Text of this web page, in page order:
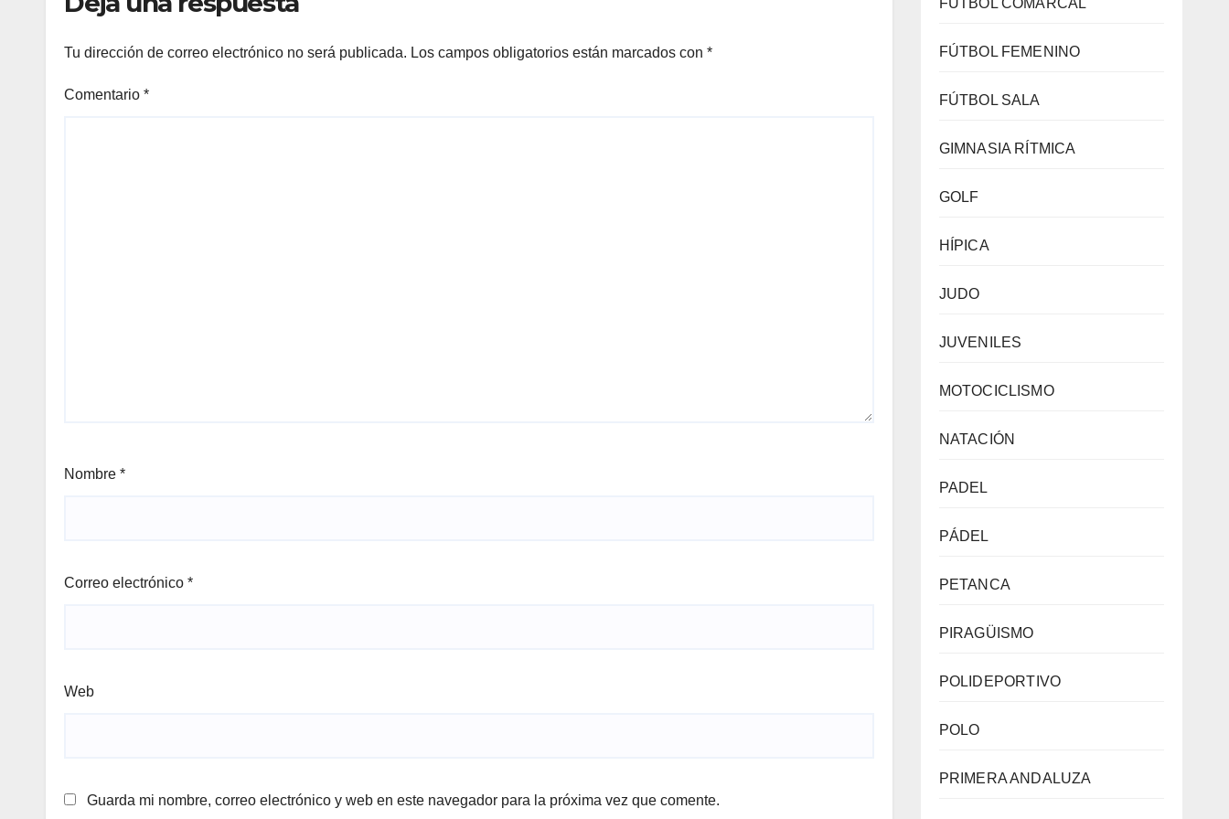
Tu dirección de correo electrónico no será publicada. Los campos obligatorios están marcados con *
Comentario *
Nombre *
Correo electrónico *
Web
Guarda mi nombre, correo electrónico y web en este navegador para la próxima vez que comente.
FÚTBOL COMARCAL
FÚTBOL FEMENINO
FÚTBOL SALA
GIMNASIA RÍTMICA
GOLF
HÍPICA
JUDO
JUVENILES
MOTOCICLISMO
NATACIÓN
PADEL
PÁDEL
PETANCA
PIRAGÜISMO
POLIDEPORTIVO
POLO
PRIMERA ANDALUZA